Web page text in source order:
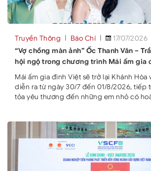
Truyền Thông Báo Chí
17/07/2026
“Vợ chồng màn ảnh” Ốc Thanh Vân –
hội ngộ trong chương trình Mái ấm gia
Khánh Hòa
Mái ấm gia đình Việt sẽ trở lại Khánh
diễn ra từ ngày 30/7 đến 01/8/2026, tiếp
tỏa yêu thương đến những em nhỏ có
Dương, ca sĩ Quân A.P, diễn viên Trần
Thành Đạt, ca sĩ Trương Quỳnh Anh…
sức mang đến những phần thưởng ý
động lực để các gia đình vững tin